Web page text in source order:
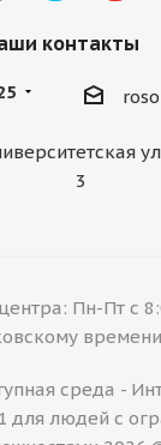
контакты
3
Пн-Пт с
среда -
для людей с